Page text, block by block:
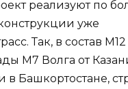
реализуют по
уже
Так, в состав
М7 Волга от
Башкортостане,